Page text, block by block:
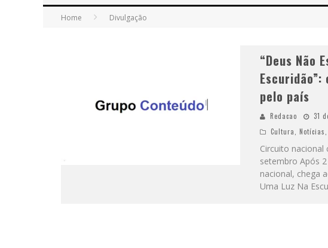
Home Divulgação
“Deus Não
pelo país
Redacao
31
Cultura
Notícias
Circuito
setembro Após
nacional, chega
Uma Luz Na